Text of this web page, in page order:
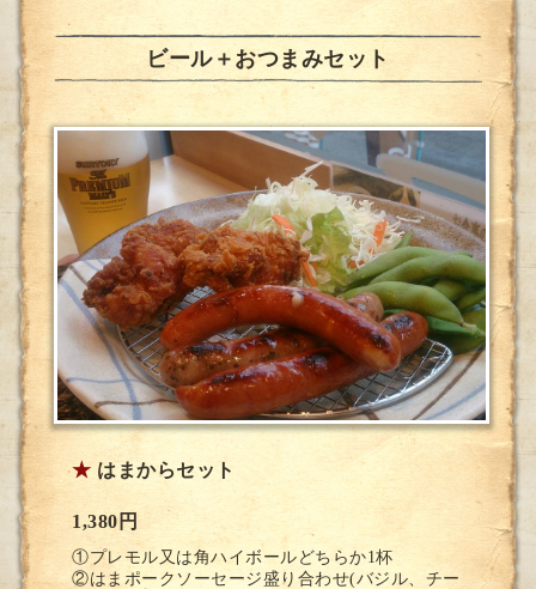
ビール＋おつまみセット
★ はまからセット
1,380円
①プレモル又は角ハイボールどちらか1杯
②はまポークソーセージ盛り合わせ(バジル、チー